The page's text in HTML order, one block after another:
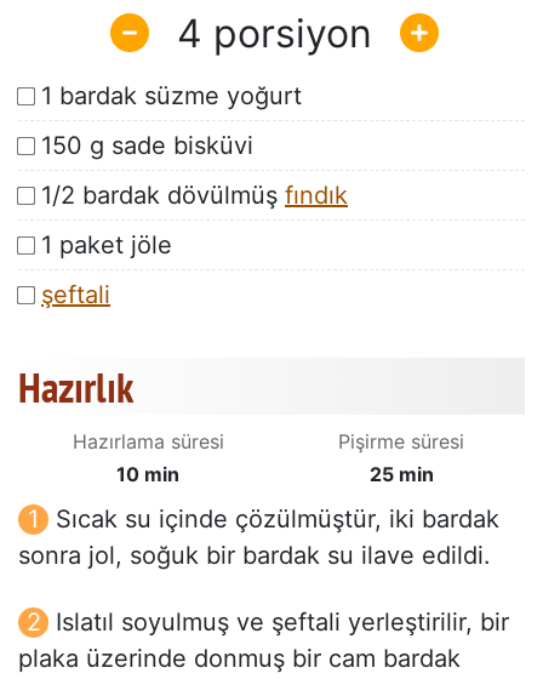
4
1 bardak süzme yoğurt
150 g sade bisküvi
1/2 bardak dövülmüş fındık
1 paket jöle
şeftali
Hazırlık
Hazırlama süresi
10 min
Pişirme süresi
25 min
Sıcak su içinde çözülmüştür, iki bardak
sonra jol, soğuk bir bardak su ilave edildi.
Islatıl soyulmuş ve şeftali yerleştirilir, bir
plaka üzerinde donmuş bir cam bardak